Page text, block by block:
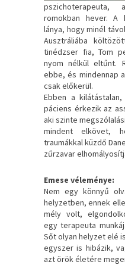
pszichoterapeuta,
romokban hever. A
lánya, hogy minél
Ausztráliába
tinédzser fia, Tom
nyom nélkül eltűnt.
ebbe, és mindennap
csak előkerül.
Ebben a
páciens érkezik az
aki szinte
mindent elkövet,
traumákkal küzdő
zűrzavar
Emese véleménye:
Nem egy könnyű
helyzetben, ennek
mély volt,
egy terapeuta
Sőt olyan helyzet elé
egyszer is hibázik,
azt örök életére